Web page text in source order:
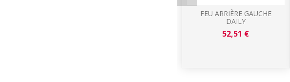
FEU ARRIÈRE GAUCHE
DAILY
52,51 €